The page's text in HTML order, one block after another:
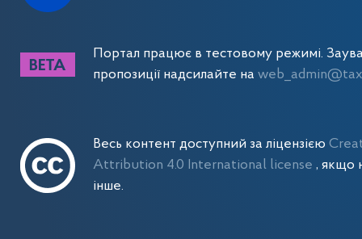
Портал працює в тестовому режимі.
пропозиції надсилайте на
Весь контент доступний за ліцензією
Attribution 4.0 International license , якщо
інше.